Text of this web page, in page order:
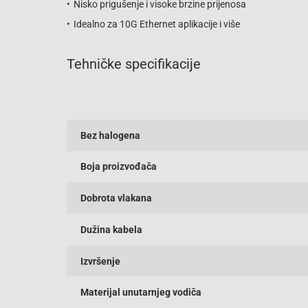
Nisko prigušenje i visoke brzine prijenosa
Idealno za 10G Ethernet aplikacije i više
Tehničke specifikacije
Bez halogena
Boja proizvođača
Dobrota vlakana
Dužina kabela
Izvršenje
Materijal unutarnjeg vodiča